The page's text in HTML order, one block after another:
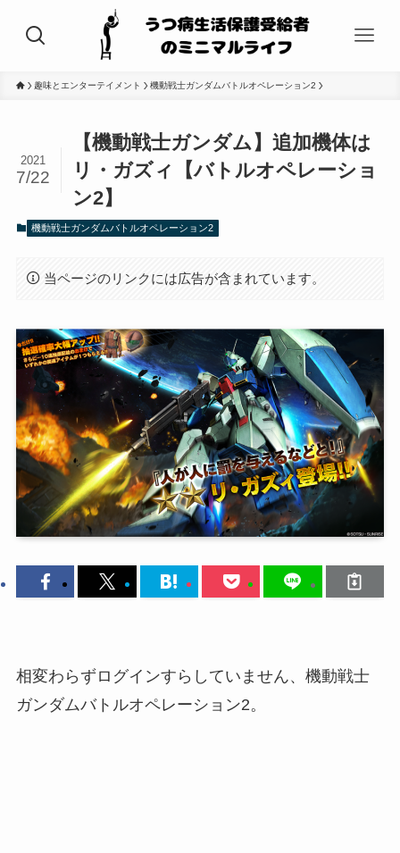
趣味とエンターテイメント 機動戦士ガンダムバトルオペレーション2
【機動戦士ガンダム】追加機体は
リ・ガズィ【バトルオペレーショ
ン2】
2021
7/22
機動戦士ガンダムバトルオペレーション2
当ページのリンクには広告が含まれています。
相変わらずログインすらしていません、機動戦士
ガンダムバトルオペレーション2。